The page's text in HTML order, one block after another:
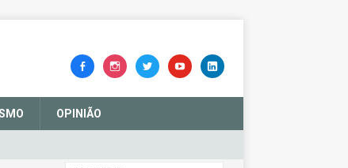
OPINIÃO